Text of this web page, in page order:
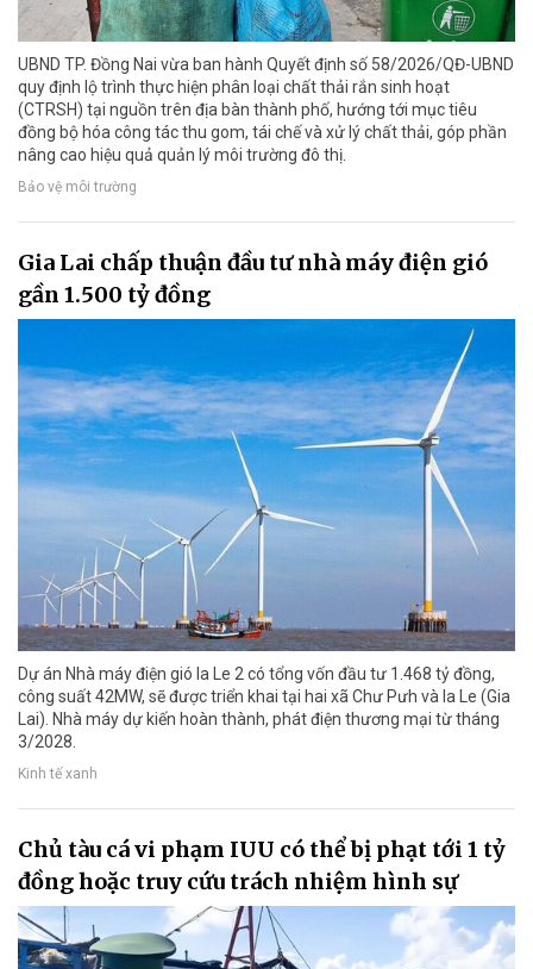
UBND TP. Đồng Nai vừa ban hành Quyết định số 58/2026/QĐ-UBND
quy định lộ trình thực hiện phân loại chất thải rắn sinh hoạt
(CTRSH) tại nguồn trên địa bàn thành phố, hướng tới mục tiêu
đồng bộ hóa công tác thu gom, tái chế và xử lý chất thải, góp phần
nâng cao hiệu quả quản lý môi trường đô thị.
Bảo vệ môi trường
Gia Lai chấp thuận đầu tư nhà máy điện gió
gần 1.500 tỷ đồng
Dự án Nhà máy điện gió Ia Le 2 có tổng vốn đầu tư 1.468 tỷ đồng,
công suất 42MW, sẽ được triển khai tại hai xã Chư Pưh và Ia Le (Gia
Lai). Nhà máy dự kiến hoàn thành, phát điện thương mại từ tháng
3/2028.
Kinh tế xanh
Chủ tàu cá vi phạm IUU có thể bị phạt tới 1 tỷ
đồng hoặc truy cứu trách nhiệm hình sự